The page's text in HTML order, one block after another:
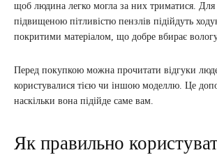
щоб людина легко могла за них триматися. Для
підвищеною пітливістю пензлів підійдуть
покритими матеріалом, що добре вбирає
Перед покупкою можна прочитати відгуки
користувалися тією чи іншою моделлю. Це
наскільки вона підійде саме вам.
Як правильно